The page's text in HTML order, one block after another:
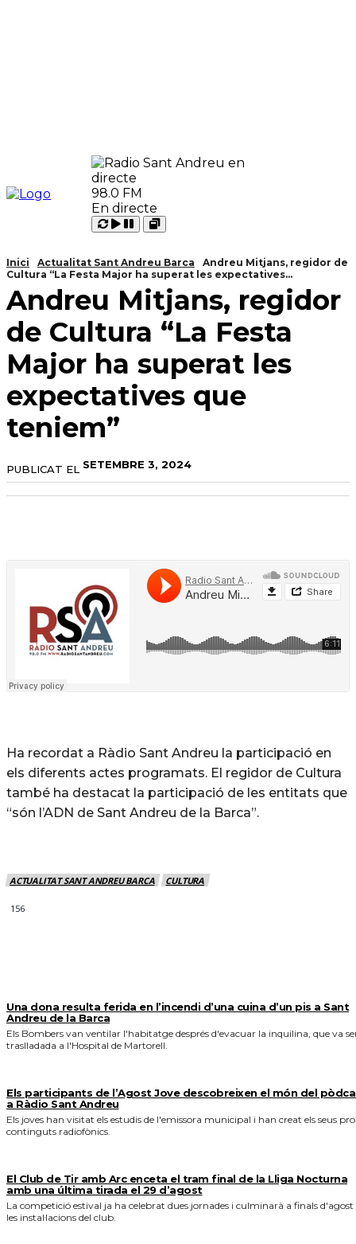
98.0 FM
En directe
Carregant
Reproduir
Pausar
Open
Inici Actualitat Sant Andreu Barca
Andreu Mitjans, regidor de
Cultura “La Festa Major ha superat les expectatives...
Andreu Mitjans, regidor
de Cultura “La Festa
Major ha superat les
expectatives que
teniem”
PUBLICAT EL SETEMBRE 3, 2024
Ha recordat a Ràdio Sant Andreu la participació en
els diferents actes programats. El regidor de Cultura
també ha destacat la participació de les entitats que
“són l’ADN de Sant Andreu de la Barca”.
ACTUALITAT SANT ANDREU BARCA CULTURA
156
Una dona resulta ferida en l’incendi d’una cuina d’un pis a Sant
Andreu de la Barca
Els Bombers van ventilar l'habitatge després d'evacuar la inquilina, que va
traslladada a l'Hospital de Martorell.
Els participants de l’Agost Jove descobreixen el món del
a Ràdio Sant Andreu
Els joves han visitat els estudis de l'emissora municipal i han creat els seus
continguts radiofònics.
El Club de Tir amb Arc enceta el tram final de la Lliga Nocturna
amb una última tirada el 29 d’agost
La competició estival ja ha celebrat dues jornades i culminarà a finals d'agost
les instal·lacions del club.